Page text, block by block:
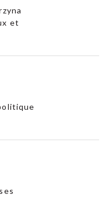
et